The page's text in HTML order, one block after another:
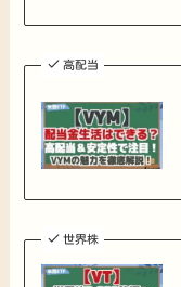
高配当
世界株